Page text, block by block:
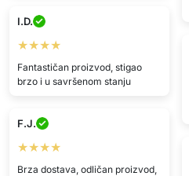
I.D.
★★★★
Fantastičan proizvod, stigao
brzo i u savršenom stanju
F.J.
★★★★
Brza dostava, odličan proizvod,